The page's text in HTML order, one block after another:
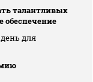
талантливых
обеспечение
для